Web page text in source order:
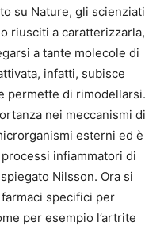
su Nature, gli scienziati
riusciti a caratterizzarla,
a tante molecole di
infatti, subisce
permette di rimodellarsi.
nei meccanismi di
esterni ed è
infiammatori di
Nilsson. Ora si
specifici per
per esempio l’artrite